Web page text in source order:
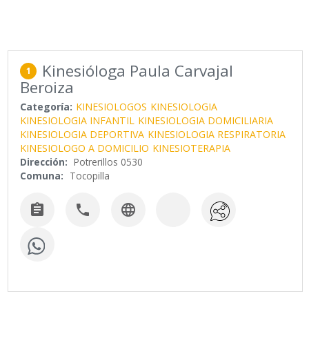
1 Kinesióloga Paula Carvajal
Beroiza
Categoría: KINESIOLOGOS KINESIOLOGIA
KINESIOLOGIA INFANTIL KINESIOLOGIA DOMICILIARIA
KINESIOLOGIA DEPORTIVA KINESIOLOGIA RESPIRATORIA
KINESIOLOGO A DOMICILIO KINESIOTERAPIA
Dirección: Potrerillos 0530
Comuna: Tocopilla
  